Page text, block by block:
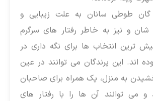
گان طوطی سانان به علت زیبایی و
و نیز به خاطر رفتار های سرگرم
ترین انتخاب ها برای نگه داری در
اند. این پرندگان می توانند در عین
به منزل، یک همراه برای صاحبان
می توانند آن ها را با رفتار های